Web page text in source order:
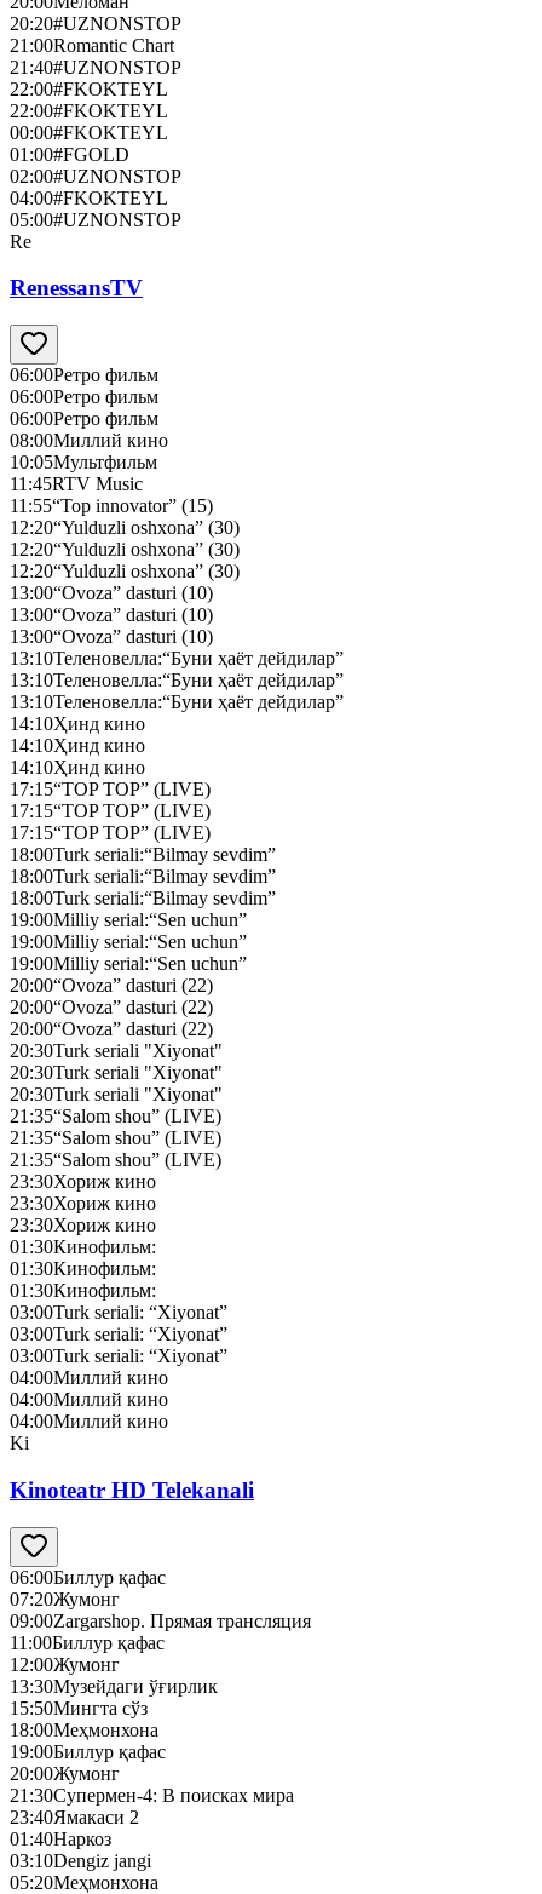
20:20#UZNONSTOP
21:00Romantic Chart
21:40#UZNONSTOP
22:00#FKOKTEYL
22:00#FKOKTEYL
00:00#FKOKTEYL
01:00#FGOLD
02:00#UZNONSTOP
04:00#FKOKTEYL
05:00#UZNONSTOP
Re
RenessansTV
06:00Ретро фильм
06:00Ретро фильм
06:00Ретро фильм
08:00Миллий кино
10:05Мультфильм
11:45RTV Music
11:55“Top innovator” (15)
12:20“Yulduzli oshxona” (30)
12:20“Yulduzli oshxona” (30)
12:20“Yulduzli oshxona” (30)
13:00“Ovoza” dasturi (10)
13:00“Ovoza” dasturi (10)
13:00“Ovoza” dasturi (10)
13:10Теленовелла:“Буни ҳаёт дейдилар”
13:10Теленовелла:“Буни ҳаёт дейдилар”
13:10Теленовелла:“Буни ҳаёт дейдилар”
14:10Ҳинд кино
14:10Ҳинд кино
14:10Ҳинд кино
17:15“TOP TOP” (LIVE)
17:15“TOP TOP” (LIVE)
17:15“TOP TOP” (LIVE)
18:00Turk seriali:“Bilmay sevdim”
18:00Turk seriali:“Bilmay sevdim”
18:00Turk seriali:“Bilmay sevdim”
19:00Milliy serial:“Sen uchun”
19:00Milliy serial:“Sen uchun”
19:00Milliy serial:“Sen uchun”
20:00“Ovoza” dasturi (22)
20:00“Ovoza” dasturi (22)
20:00“Ovoza” dasturi (22)
20:30Turk seriali "Xiyonat"
20:30Turk seriali "Xiyonat"
20:30Turk seriali "Xiyonat"
21:35“Salom shou” (LIVE)
21:35“Salom shou” (LIVE)
21:35“Salom shou” (LIVE)
23:30Хориж кино
23:30Хориж кино
23:30Хориж кино
01:30Кинофильм:
01:30Кинофильм:
01:30Кинофильм:
03:00Turk seriali: “Xiyonat”
03:00Turk seriali: “Xiyonat”
03:00Turk seriali: “Xiyonat”
04:00Миллий кино
04:00Миллий кино
04:00Миллий кино
Ki
Kinoteatr HD Telekanali
06:00Биллур қафас
07:20Жумонг
09:00Zargarshop. Прямая трансляция
11:00Биллур қафас
12:00Жумонг
13:30Музейдаги ўғирлик
15:50Мингта сўз
18:00Меҳмонхона
19:00Биллур қафас
20:00Жумонг
21:30Супермен-4: В поисках мира
23:40Ямакаси 2
01:40Наркоз
03:10Dengiz jangi
05:20Меҳмонхона